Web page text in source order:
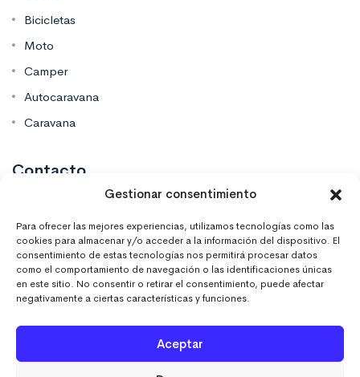
Gestionar consentimiento
Para ofrecer las mejores experiencias, utilizamos tecnologías como las
cookies para almacenar y/o acceder a la información del dispositivo. El
consentimiento de estas tecnologías nos permitirá procesar datos
como el comportamiento de navegación o las identificaciones únicas
en este sitio. No consentir o retirar el consentimiento, puede afectar
negativamente a ciertas características y funciones.
Aceptar
Bicicletas
Moto
Camper
Autocaravana
Caravana
Contacto
637 671 470